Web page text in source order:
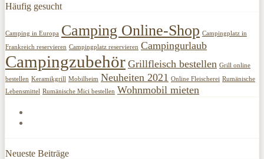
Häufig gesucht
Camping in Europa Camping Online-Shop Campingplatz in
Frankreich reservieren Campingplatz reservieren Campingurlaub
Campingzubehör Grillfleisch bestellen Grill online
bestellen Keramikgrill Mobilheim Neuheiten 2021 Online Fleischerei Rumänische
Lebensmittel Rumänische Mici bestellen Wohnmobil mieten
Neueste Beiträge